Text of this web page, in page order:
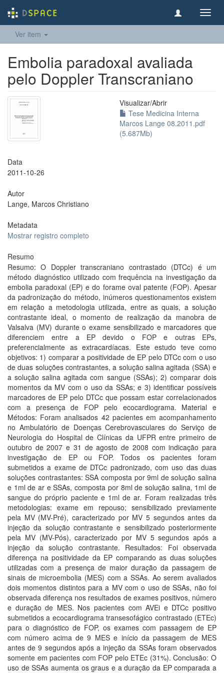
Ver item
Embolia paradoxal avaliada
pelo Doppler Transcraniano
Visualizar/Abrir
Tese Medicina Interna
Marcos Lange 08.2011.pdf
(5.687Mb)
Data
2011-10-26
Autor
Lange, Marcos Christiano
Metadata
Mostrar registro completo
Resumo
Resumo: O Doppler transcraniano contrastado (DTCc) é um
método diagnóstico utilizado com frequência na investigação da
embolia paradoxal (EP) e do forame oval patente (FOP). Apesar
da padronização do método, inúmeros questionamentos existem
em relação a metodologia utilizada, entre as quais, a solução
contrastante ideal, o momento de realização da manobra de
Valsalva (MV) durante o exame sensibilizado e marcadores que
diferenciem entre a EP devido o FOP e outras EPs,
preferencialmente as extracardíacas. Este estudo teve como
objetivos: 1) comparar a positividade de EP pelo DTCc com o uso
de duas soluções contrastantes, a solução salina agitada (SSA) e
a solução salina agitada com sangue (SSAs); 2) comparar dois
momentos da MV com o uso da SSAs; e 3) identificar possíveis
marcadores de EP pelo DTCc que possam estar correlacionados
com a presença de FOP pelo ecocardiograma. Material e
Métodos: Foram analisados 42 pacientes em acompanhamento
no Ambulatório de Doenças Cerebrovasculares do Serviço de
Neurologia do Hospital de Clínicas da UFPR entre primeiro de
outubro de 2007 e 31 de agosto de 2008 com indicação para
investigação de EP ou FOP. Todos os pacientes foram
submetidos a exame de DTCc padronizado, com uso das duas
soluções contrastantes: SSA composta por 9ml de solução salina
e 1ml de ar e SSAs, composta por 8ml de solução salina, 1ml de
sangue do próprio paciente e 1ml de ar. Foram realizadas três
metodologias: exame em repouso; sensibilizado previamente
pela MV (MV-Pré), caracterizado por MV 5 segundos antes da
injeção da solução contrastante e sensibilizado posteriormente
pela MV (MV-Pós), caracterizado por MV 5 segundos após a
injeção da solução contrastante. Resultados: Foi observada
diferença na positividade da EP comparando as duas soluções
utilizadas com a presença de maior duração da passagem de
sinais de microembolia (MES) com a SSAs. Ao serem avaliados
dois momentos distintos para a MV com o uso de SSAs, não foi
observada diferença nos resultados de exames positivos, número
e duração de MES. Nos pacientes com AVEi e DTCc positivo
submetidos a ecocardiograma transesofágico contrastado (ETEc)
para o diagnóstico de FOP, os exames com passagem de EP
com número acima de 9 MES e início da passagem de MES
antes de 9 segundos após a injeção da SSAs foram observados
somente em pacientes com FOP pelo ETEc (31%). Conclusão: O
uso de SSAs aumenta os graus e a duração da EP comparada a